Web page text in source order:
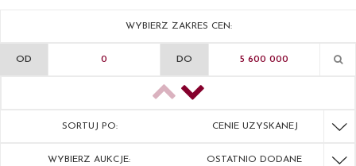
WYBIERZ ZAKRES CEN:
OD DO
SORTUJ PO: CENIE UZYSKANEJ
WYBIERZ AUKCJE: OSTATNIO DODANE